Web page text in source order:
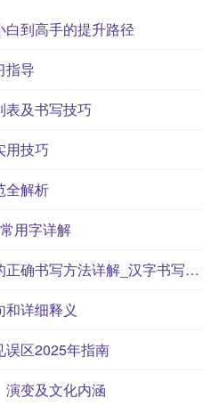
到高手的提升路径
指导
表及书写技巧
用技巧
全解析
用字详解
繁体字飞怎么写？繁体字飞的正确书写方法详解_汉字书写学习
详细释义
误区2025年指南
变及文化内涵